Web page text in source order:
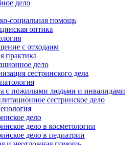
дело
социальная помощь
оптика
с отходаим
практика
дело
сестринского дела
с пожилыми людьми и инвалидами
сестринское дело
дело
дело в косметологии
дело в педиатрии